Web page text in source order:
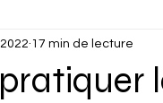
17 min de lecture